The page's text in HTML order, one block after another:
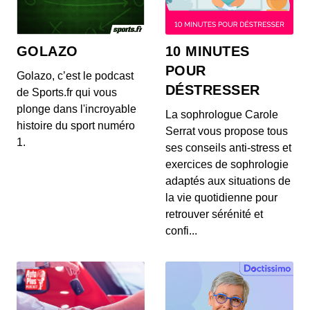
Tu mens - Dimitri
00:03:38 - IL Y A 2 ANS
Tu mens - épisode 11
Tu mens - épisode 10
00:03:24 - IL Y A 2 ANS
Tu mens ? épisode 9
00:03:13 - IL Y A 2 ANS
Tu mens ? épisode 8
00:04:07 - IL Y A 2 ANS
GOLAZO
Golazo, c’est le podcast
de Sports.fr qui vous
plonge dans l'incroyable
histoire du sport numéro
1.
10 MINUTES
POUR
DÉSTRESSER
La sophrologue Carole
Serrat vous propose tous
ses conseils anti-stress et
exercices de sophrologie
adaptés aux situations de
la vie quotidienne pour
retrouver sérénité et
confi...